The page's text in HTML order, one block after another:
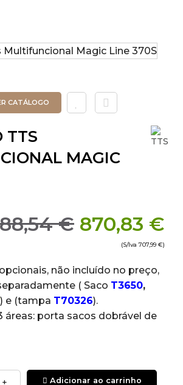
CATÁLOGO
TTS
MAGIC
€ 870,83 €
(S/Iva 707,99 €)
não incluído no preço,
( Saco T3650,
) e (tampa T70326).
áreas: porta sacos dobrável de
fechada com gaveta
em polipropileno, modular e
+ Adicionar ao carrinho